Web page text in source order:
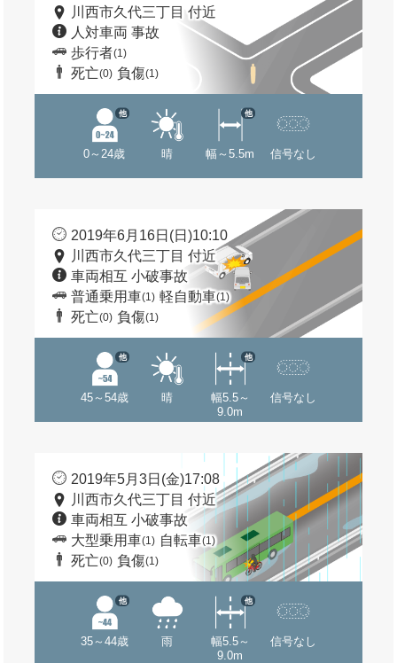
川西市久代三丁目 付近
人対車両 事故
歩行者(1)
死亡(0) 負傷(1)
0～24歳
他
晴 幅～5.5m
他
信号なし
2019年6月16日(日)10:10
川西市久代三丁目 付近
車両相互 小破事故
普通乗用車(1) 軽自動車(1)
死亡(0) 負傷(1)
45～54歳
他
晴
幅5.5～
9.0m
他
信号なし
2019年5月3日(金)17:08
川西市久代三丁目 付近
車両相互 小破事故
大型乗用車(1) 自転車(1)
死亡(0) 負傷(1)
35～44歳
他
雨
幅5.5～
9.0m
他
信号なし